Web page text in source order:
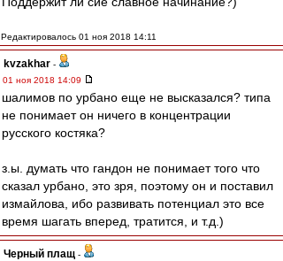
Редактировалось 01 ноя 2018 14:11
kvzakhar -
01 ноя 2018 14:09
шалимов по урбано еще не высказался? типа
не понимает он ничего в концентрации
русского костяка?
з.ы. думать что гандон не понимает того что
сказал урбано, это зря, поэтому он и поставил
измайлова, ибо развивать потенциал это все
время шагать вперед, тратится, и т.д.)
Черный плащ -